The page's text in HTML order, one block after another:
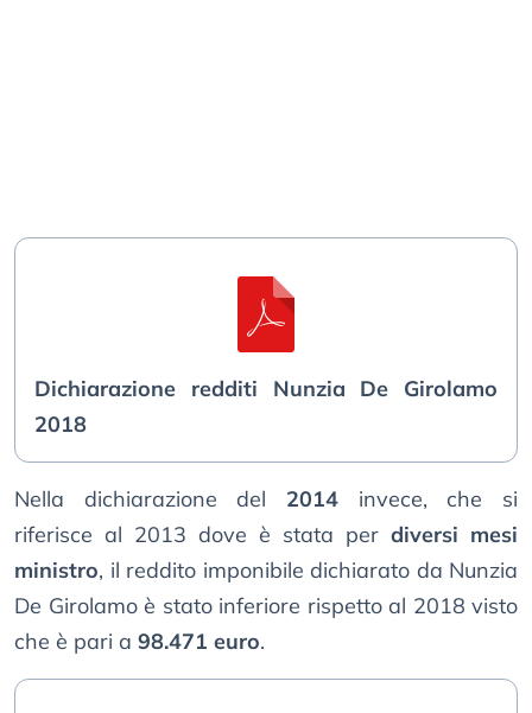
Dichiarazione redditi Nunzia De Girolamo
2018
Nella dichiarazione del 2014 invece, che si
riferisce al 2013 dove è stata per diversi mesi
ministro, il reddito imponibile dichiarato da Nunzia
De Girolamo è stato inferiore rispetto al 2018 visto
che è pari a 98.471 euro.